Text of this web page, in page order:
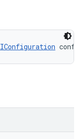
IConfiguration